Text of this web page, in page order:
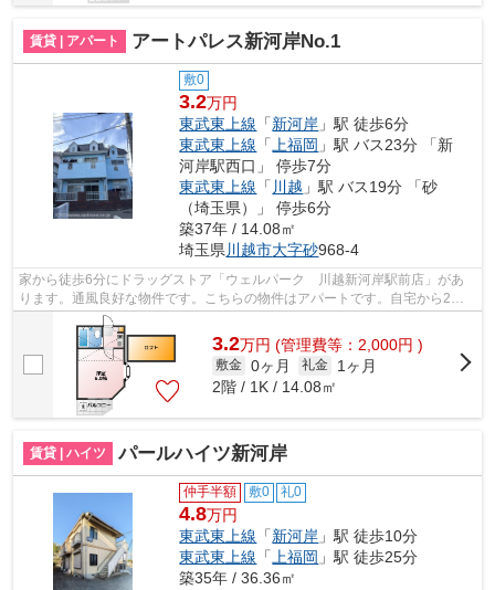
賃貸 | アパート アートパレス新河岸No.1
敷0
3.2万円
東武東上線 「新河岸 」駅 徒歩6分
東武東上線 「 上福岡 」駅 バス23分 「新
河岸駅西口」 停歩7分
東武東上線 「 川越 」駅 バス19分 「砂
（埼玉県）」 停歩6分
築37年 / 14.08㎡
埼玉県 川越市大字砂968-4
家から徒歩6分にドラッグストア「ウェルパーク 川越新河岸駅前店」があ
ります。通風良好な物件です。こちらの物件はアパートです。自宅から2駅
利用できる、利便性の高い物件です。川...
3.2万円 (管理費等：2,000円 )
敷金 0ヶ月 礼金
1ヶ月
2階 / 1K / 14.08㎡
賃貸 | ハイツ パールハイツ新河岸
仲手半額 敷0 礼0
4.8万円
東武東上線 「新河岸 」駅 徒歩10分
東武東上線 「 上福岡 」駅 徒歩25分
築35年 / 36.36㎡